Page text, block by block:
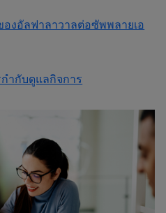
งอัลฟาลาวาลต่อซัพพลายเอ
กำกับดูแลกิจการ